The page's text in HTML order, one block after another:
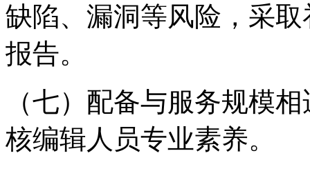
缺陷、漏洞等风险，采
报告。
（七）配备与服务规模
核编辑人员专业素养。